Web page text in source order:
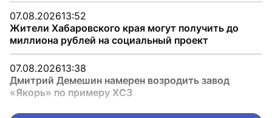
07.08.202613:52
Жители Хабаровского края могут получить до
миллиона рублей на социальный проект
07.08.202613:38
Дмитрий Демешин намерен возродить завод
«Якорь» по примеру ХСЗ